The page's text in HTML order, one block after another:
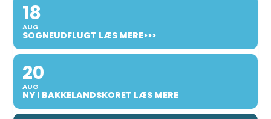
18
AUG
SOGNEUDFLUGT LÆS MERE>>>
20
AUG
NY I BAKKELANDSKORET LÆS MERE